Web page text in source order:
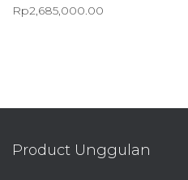
Rp2,685,000.00
Product Unggulan